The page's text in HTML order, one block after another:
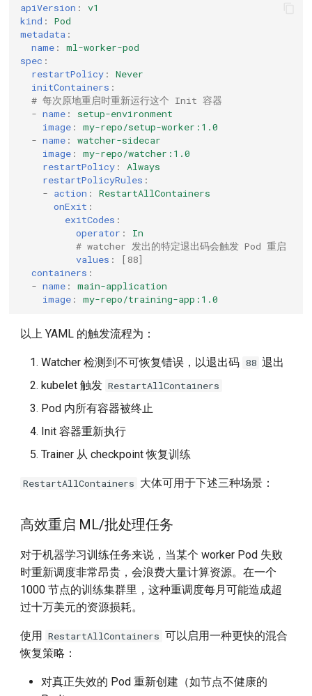
apiVersion :
v1
kind :
Pod
metadata :
name :
ml-worker-pod
spec :
restartPolicy :
Never
initContainers :
# 每次原地重启时重新运行这个 Init 容器
- name :
setup-environment
image :
my-repo/setup-worker:1.0
- name :
watcher-sidecar
image :
my-repo/watcher:1.0
restartPolicy :
Always
restartPolicyRules :
- action :
RestartAllContainers
onExit :
exitCodes :
operator :
In
# watcher 发出的特定退出码会触发 Pod 重启
values : [ 88]
containers :
- name :
main-application
image : my-repo/training-app:1.0
以上 YAML 的触发流程为：
Watcher 检测到不可恢复错误，以退出码 88 退出
kubelet 触发 RestartAllContainers
Pod 内所有容器被终止
Init 容器重新执行
Trainer 从 checkpoint 恢复训练
RestartAllContainers 大体可用于下述三种场景：
高效重启 ML/批处理任务
对于机器学习训练任务来说，当某个 worker Pod 失败
时重新调度非常昂贵，会浪费大量计算资源。在一个
1000 节点的训练集群里，这种重调度每月可能造成超
过十万美元的资源损耗。
使用 RestartAllContainers 可以启用一种更快的混合
恢复策略：
对真正失效的 Pod 重新创建（如节点不健康的